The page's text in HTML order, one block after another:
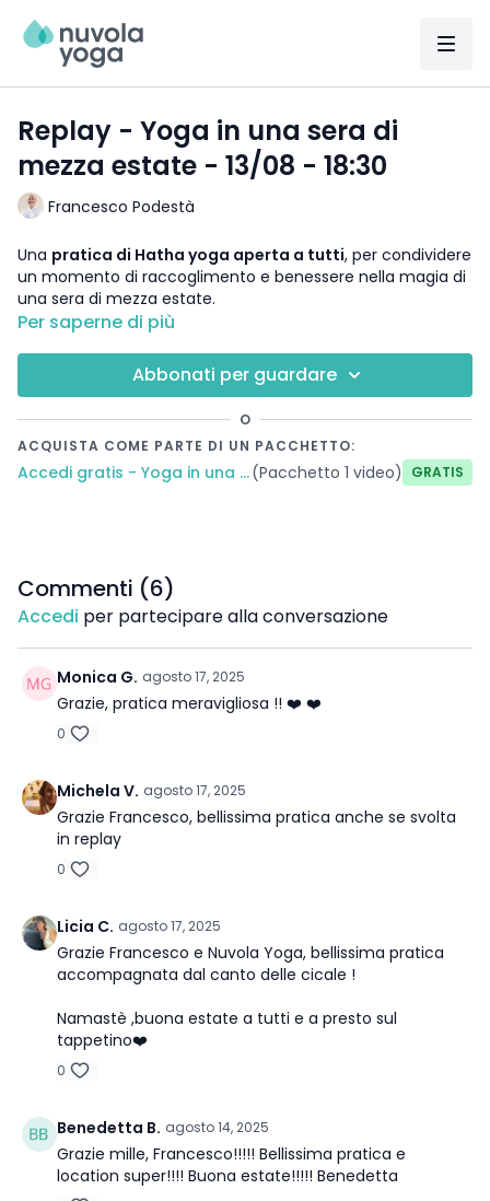
Replay - Yoga in una sera di
mezza estate - 13/08 - 18:30
Francesco Podestà
Una pratica di Hatha yoga aperta a tutti, per condividere
un momento di raccoglimento e benessere nella magia di
una sera di mezza estate.
: 60 minuti
: Francesco Podestà
Per saperne di più
Abbonati per guardare
O
ACQUISTA COME PARTE DI UN PACCHETTO:
Accedi gratis - Yoga in una sera di mezz'estate 2026(Pacchetto 1 video) Gratis
Commenti (6)
Accedi per partecipare alla conversazione
Monica G. agosto 17, 2025
Grazie, pratica meravigliosa !! ❤️ ❤️
0
Michela V. agosto 17, 2025
Grazie Francesco, bellissima pratica anche se svolta
in replay
0
Licia C. agosto 17, 2025
Grazie Francesco e Nuvola Yoga, bellissima pratica
accompagnata dal canto delle cicale !
Namastè ,buona estate a tutti e a presto sul
tappetino❤️
0
Benedetta B. agosto 14, 2025
Grazie mille, Francesco!!!!! Bellissima pratica e
location super!!!! Buona estate!!!!! Benedetta